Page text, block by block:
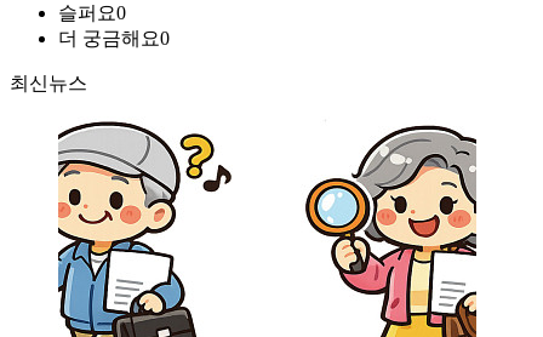
슬퍼요0
더 궁금해요0
최신뉴스